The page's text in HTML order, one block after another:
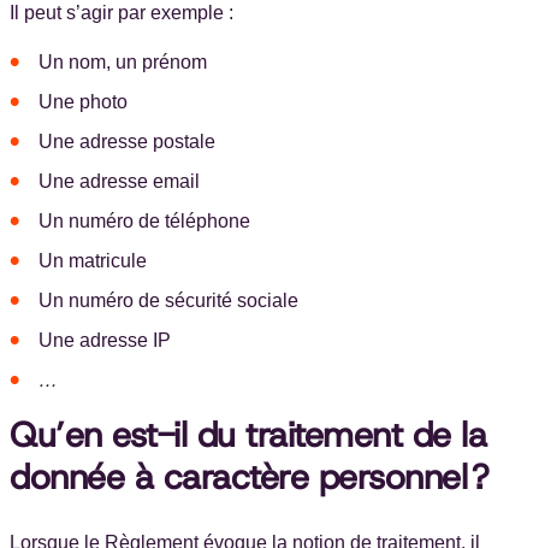
Il peut s’agir par exemple :
Un nom, un prénom
Une photo
Une adresse postale
Une adresse email
Un numéro de téléphone
Un matricule
Un numéro de sécurité sociale
Une adresse IP
…
Qu’en est-il du traitement de la
donnée à caractère personnel ?
Lorsque le Règlement évoque la notion de traitement, il